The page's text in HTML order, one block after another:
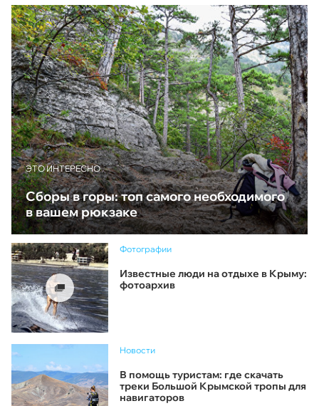
ЭТО ИНТЕРЕСНО
Сборы в горы: топ самого необходимого
в вашем рюкзаке
Фотографии
Известные люди на отдыхе в Крыму:
фотоархив
Новости
В помощь туристам: где скачать
треки Большой Крымской тропы для
навигаторов